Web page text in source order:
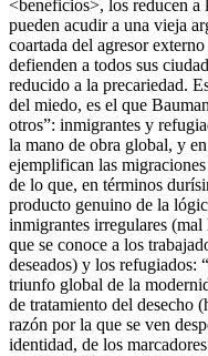
<beneficios>, los reducen
pueden acudir a una vieja
coartada del agresor
defienden a todos sus
reducido a la precariedad.
del miedo, es el que
otros”: inmigrantes y
la mano de obra global, y
ejemplifican las
de lo que, en términos
producto genuino de la
inmigrantes irregulares (mal
que se conoce a los
deseados) y los refugiados:
triunfo global de la
de tratamiento del desecho
razón por la que se ven
identidad, de los